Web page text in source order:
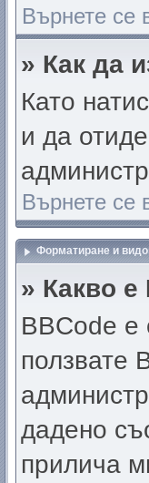
Върнете се
» Как да
Като
и да
Върнете се
Форматиране и
» Какво е
BBCode е
ползвате
дадено
прилича